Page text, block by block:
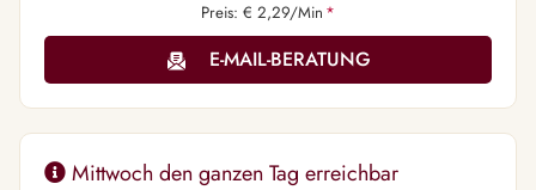
Preis: € 2,29/Min *
E-MAIL-BERATUNG
Mittwoch den ganzen Tag erreichbar